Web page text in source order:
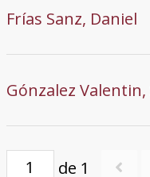
Frías Sanz, Daniel
Gónzalez Valentin,
de 1